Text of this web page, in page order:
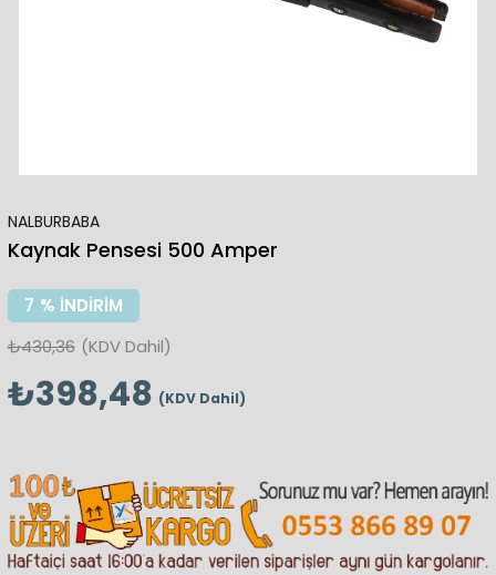
NALBURBABA
Kaynak Pensesi 500 Amper
%
7
İNDIRIM
₺430,36 (KDV Dahil)
₺398,48 (KDV Dahil)